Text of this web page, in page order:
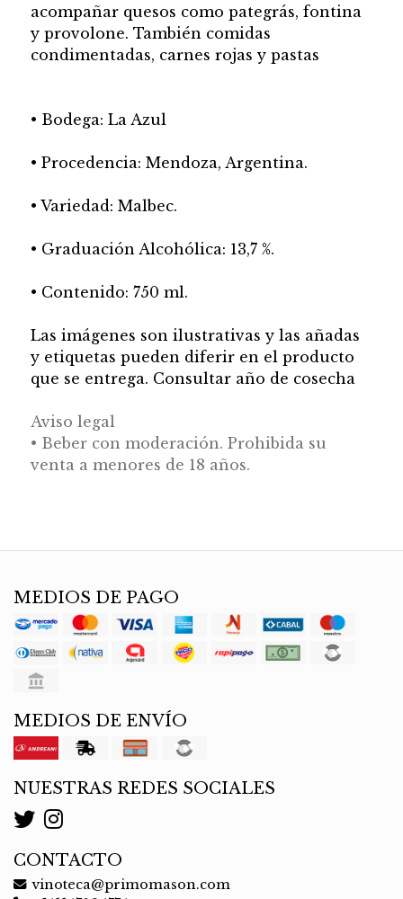
acompañar quesos como pategrás, fontina
y provolone. También comidas
condimentadas, carnes rojas y pastas
• Bodega: La Azul
• Procedencia: Mendoza, Argentina.
• Variedad: Malbec.
• Graduación Alcohólica: 13,7 %.
• Contenido: 750 ml.
Las imágenes son ilustrativas y las añadas
y etiquetas pueden diferir en el producto
que se entrega. Consultar año de cosecha
Aviso legal
• Beber con moderación. Prohibida su
venta a menores de 18 años.
MEDIOS DE PAGO
MEDIOS DE ENVÍO
NUESTRAS REDES SOCIALES
CONTACTO
vinoteca@primomason.com